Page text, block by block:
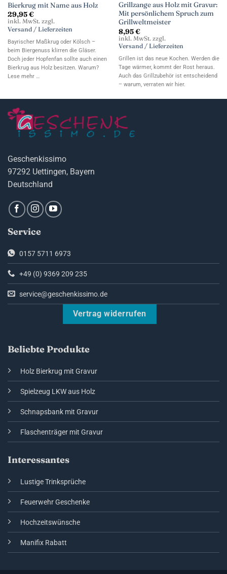
Bierkrug mit Name aus Holz
29,95€
inkl. MwSt. zzgl.
Versand / Lieferzeiten
Bayrischer Maßkrug oder Kölsch –
beim Biergenuss klirren die Gläser.
Doch jeder Hopfenfan sollte auch einen
Bierkrug aus Holz besitzen. Warum?
Lese mehr …
Grillzange aus Holz mit Gravur:
Mit persönlichem Spruch zum
Grillweltmeister
8,95€
inkl. MwSt. zzgl.
Versand / Lieferzeiten
Grillen ist das neue Kochen. Werden die
Tage wärmer, kommt der Rost heraus.
Auch das Grillzubehör ist entscheidend
– warum, verraten wir hier.
Geschenkissimo
97292 Uettingen, Bayern
Deutschland
Service
0157 5711 6973
+49 (0) 9369 209 235
service@geschenkissimo.de
Vertrag widerrufen
Beliebte Produkte
Holz Bierkrug mit Gravur
Spielzeug LKW aus Holz
Schnapsbank mit Gravur
Flaschenträger mit Gravur
Interessantes
Lustige Trinksprüche
Feuerwehr Geschenke
Hochzeitswünsche
Manifix Rabatt